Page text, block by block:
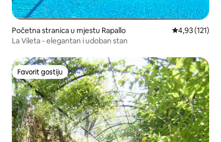
Početna stranica u mjestu Rapallo prosječna
4,93 (121)
La Vileta - elegantan i udoban stan
Favorit gostiju
Favorit gostiju